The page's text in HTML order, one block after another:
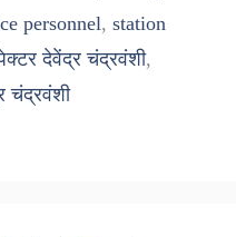
personnel, station
देवेंद्र चंद्रवंशी,
चंद्रवंशी